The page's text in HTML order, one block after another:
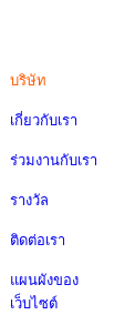
บริษัท
เกี่ยวกับเรา
ร่วมงานกับเรา
รางวัล
ติดต่อเรา
แผนผังของ
เว็บไซต์